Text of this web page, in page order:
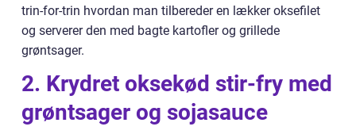
trin-for-trin hvordan man tilbereder en lækker oksefilet
og serverer den med bagte kartofler og grillede
grøntsager.
2. Krydret oksekød stir-fry med
grøntsager og sojasauce